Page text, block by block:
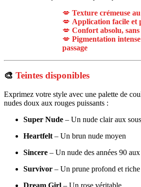
💋 Texture crémeuse
💋 Application facile et
💋 Confort absolu, sans
💋 Pigmentation
passage
🎨 Teintes disponibles
Exprimez votre style avec une palette de
nudes doux aux rouges puissants :
Super Nude – Un nude clair aux
Heartfelt – Un brun nude moyen
Sincere – Un nude des années 90
Survivor – Un prune profond et riche
Dream Girl – Un rose véritable